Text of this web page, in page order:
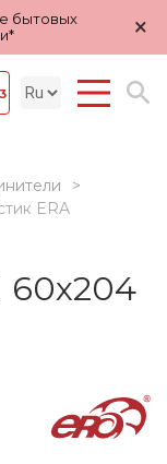
бытовых
×
ERA
60х204